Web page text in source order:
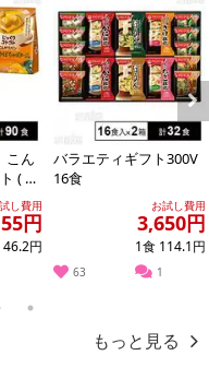
れている「注意事項」を
せん。
、お届けする商品セット
ください。
分など含む)等により、参考
届け商品と多少異なる場
制度]の経過措置期間の終
材料の表記が旧表記の場
こん
( 濃
ュ /
し費用
円
46.2円
バラエティギフト300V
16食
お試し費用
3,650円
1食 114.1円
63 1
Next
5
もっと見る